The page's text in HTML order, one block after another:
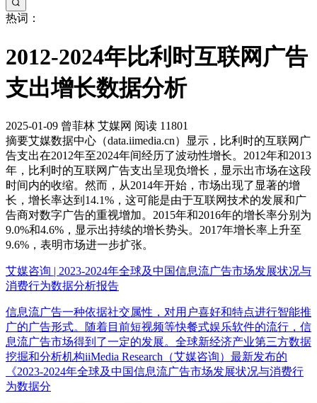
热词：
2012-2024年比利时互联网广告
支出增长数据分析
2025-01-09 曾菲林 艾媒网 阅读 11801
摘要艾媒数据中心（data.iimedia.cn）显示，比利时的互联网广
告支出在2012年至2024年间经历了波动性增长。2012年和2013
年，比利时的互联网广告支出呈现负增长，显示出市场在这段
时间内的收缩。然而，从2014年开始，市场出现了显著的增
长，增长率达到14.1%，这可能是由于互联网技术的发展和广
告商对数字广告的重视增加。2015年和2016年的增长率分别为
9.0%和4.6%，显示出持续的增长势头。2017年增长率上升至
9.6%，表明市场进一步扩张。
艾媒咨询 | 2023-2024年全球及中国信息流广告市场发展状况与
消费行为数据分析报告
信息流广告一种依据社交属性，对用户喜好和特点进行智能推
广的广告形式。随着目前短视频等快餐式娱乐软件的流行，信
息流广告市场得到了一定的发展。全球新经济产业第三方数据
挖掘和分析机构iiMedia Research（艾媒咨询）最新发布的
《2023-2024年全球及中国信息流广告市场发展状况与消费行
为数据分